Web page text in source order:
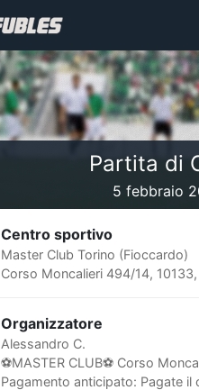
Partita di
5 febbraio
Centro sportivo
Master Club Torino (Fioccardo)
Corso Moncalieri 494/14,
Organizzatore
Alessandro C.
⚽️MASTER CLUB⚽ Corso
Pagamento anticipato: Pagate